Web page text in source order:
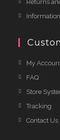
Returns
My
FAQ
Store
Tracking
Contact Us